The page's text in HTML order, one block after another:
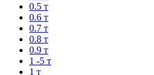
0.5 т
0.6 т
0.7 т
0.8 т
0.9 т
1 -5 т
1 т